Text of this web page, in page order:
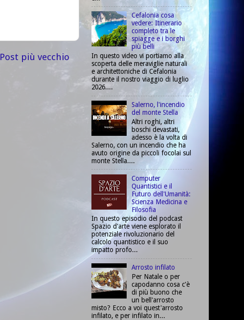
Post più vecchio
Cefalonia cosa
vedere: Itinerario
completo tra le
spiagge e i borghi
più belli
In questo video vi portiamo alla
scoperta delle meraviglie naturali
e architettoniche di Cefalonia
durante il nostro viaggio di luglio
2026....
Salerno, l'incendio
del monte Stella
Altri roghi, altri
boschi devastati,
adesso è la volta di
Salerno, con un incendio che ha
avuto origine da piccoli focolai sul
monte Stella....
Computer
Quantistici e il
Futuro dell'Umanità:
Scienza Medicina e
Filosofia
In questo episodio del podcast
Spazio d'arte viene esplorato il
potenziale rivoluzionario del
calcolo quantistico e il suo
impatto profo...
Arrosto infilato
Per Natale o per
capodanno cosa c'è
di più buono che
un bell'arrosto
misto? Ecco a voi quest'arrosto
infilato, e per infilato in...